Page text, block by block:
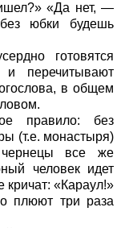
«Да нет, —
юбки будешь
готовятся
и перечитывают
в общем
правило: без
(т.е. монастыря)
чернецы все же
человек идет
кричат: «Караул!»
плюют три раза